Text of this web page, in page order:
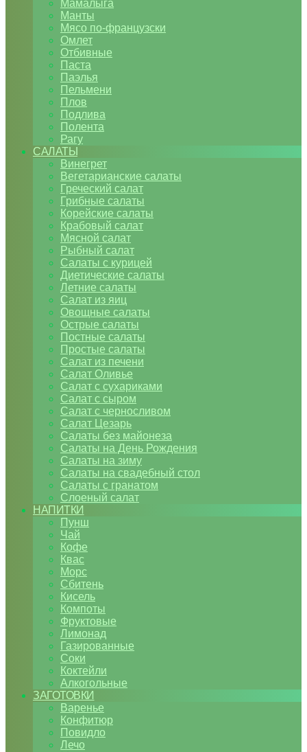
Мамалыга
Манты
Мясо по-французски
Омлет
Отбивные
Паста
Паэлья
Пельмени
Плов
Подлива
Полента
Рагу
САЛАТЫ
Винегрет
Вегетарианские салаты
Греческий салат
Грибные салаты
Корейские салаты
Крабовый салат
Мясной салат
Рыбный салат
Салаты с курицей
Диетические салаты
Летние салаты
Салат из яиц
Овощные салаты
Острые салаты
Постные салаты
Простые салаты
Салат из печени
Салат Оливье
Салат с сухариками
Салат с сыром
Салат с черносливом
Салат Цезарь
Салаты без майонеза
Салаты на День Рождения
Салаты на зиму
Салаты на свадебный стол
Салаты с гранатом
Слоеный салат
НАПИТКИ
Пунш
Чай
Кофе
Квас
Морс
Сбитень
Кисель
Компоты
Фруктовые
Лимонад
Газированные
Соки
Коктейли
Алкогольные
ЗАГОТОВКИ
Варенье
Конфитюр
Повидло
Лечо